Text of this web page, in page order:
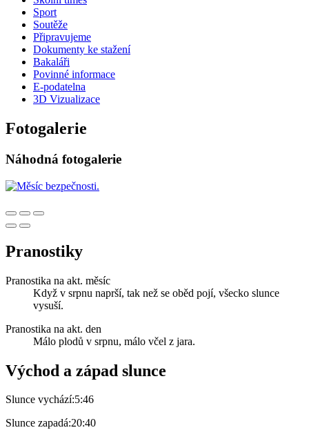
Sport
Soutěže
Připravujeme
Dokumenty ke stažení
Bakaláři
Povinné informace
E-podatelna
3D Vizualizace
Fotogalerie
Náhodná fotogalerie
Pranostiky
Pranostika na akt. měsíc
Když v srpnu naprší, tak než se oběd pojí, všecko slunce
vysuší.
Pranostika na akt. den
Málo plodů v srpnu, málo včel z jara.
Východ a západ slunce
Slunce vychází:5:46
Slunce zapadá:20:40